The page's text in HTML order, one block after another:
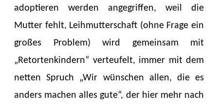
adoptieren werden angegriffen, weil die
Mutter fehlt, Leihmutterschaft (ohne Frage ein
großes Problem) wird gemeinsam mit
„Retortenkindern“ verteufelt, immer mit dem
netten Spruch „Wir wünschen allen, die es
anders machen alles gute“, der hier mehr nach